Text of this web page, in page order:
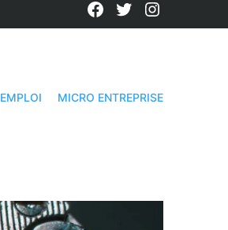
Facebook
Twitter
EMPLOI MICRO ENTREPRISE